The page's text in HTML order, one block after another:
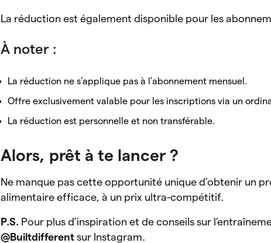
La réduction est également disponible pour les
À noter :
La réduction ne s’applique pas à l’abonnement mensuel.
Offre exclusivement valable pour les inscriptions via un
La réduction est personnelle et non transférable.
Alors, prêt à te lancer ?
Ne manque pas cette opportunité unique d’obtenir un
alimentaire efficace, à un prix ultra-compétitif.
P.S. Pour plus d’inspiration et de conseils sur
@Builtdifferent sur Instagram.